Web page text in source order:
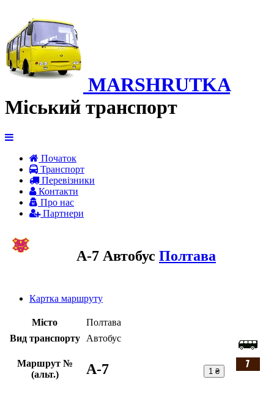
MARSHRUTKA
Міський транспорт
Початок
Транспорт
Перевiзники
Контакти
Про нас
Партнери
A-7 Автобус Полтава
Картка маршруту
Місто
Полтава
Вид транспорту
Автобус
Маршрут №
(альт.)
A-7 1 ₴